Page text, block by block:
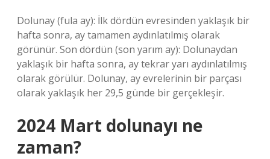
Dolunay (fula ay): İlk dördün evresinden yaklaşık bir
hafta sonra, ay tamamen aydınlatılmış olarak
görünür. Son dördün (son yarım ay): Dolunaydan
yaklaşık bir hafta sonra, ay tekrar yarı aydınlatılmış
olarak görülür. Dolunay, ay evrelerinin bir parçası
olarak yaklaşık her 29,5 günde bir gerçekleşir.
2024 Mart dolunayı ne
zaman?